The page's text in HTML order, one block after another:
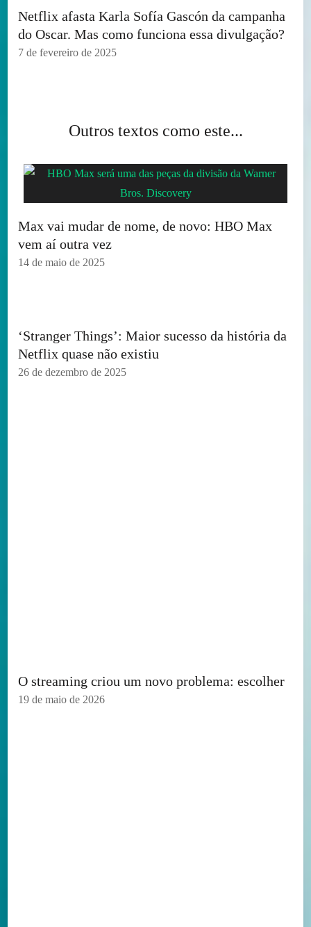
Netflix afasta Karla Sofía Gascón da campanha
do Oscar. Mas como funciona essa divulgação?
7 de fevereiro de 2025
Outros textos como este...
Max vai mudar de nome, de novo: HBO Max
vem aí outra vez
14 de maio de 2025
‘Stranger Things’: Maior sucesso da história da
Netflix quase não existiu
26 de dezembro de 2025
O streaming criou um novo problema: escolher
19 de maio de 2026